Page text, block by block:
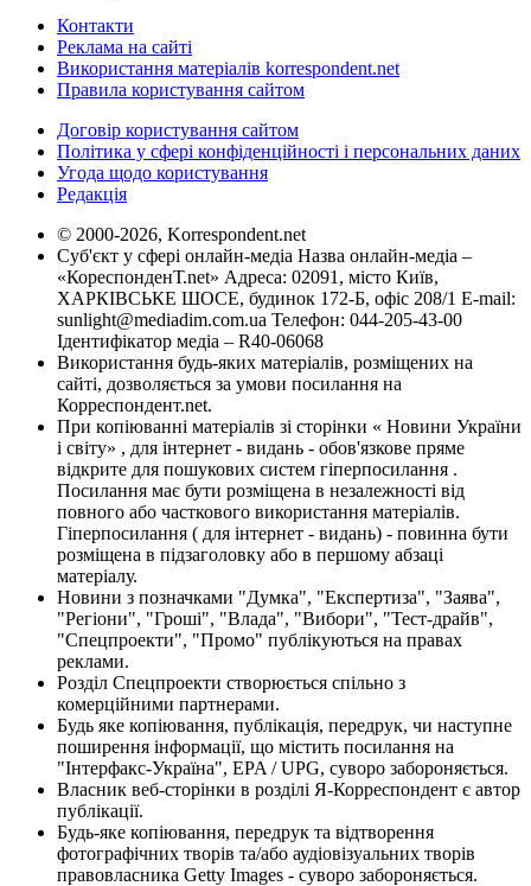
Контакти
Реклама на сайті
Використання матеріалів korrespondent.net
Правила користування сайтом
Договір користування сайтом
Політика у сфері конфіденційності і персональних даних
Угода щодо користування
Редакція
© 2000-2026, Korrespondent.net
Суб'єкт у сфері онлайн-медіа Назва онлайн-медіа –
«КореспонденТ.net» Адреса: 02091, місто Київ,
ХАРКІВСЬКЕ ШОСЕ, будинок 172-Б, офіс 208/1 E-mail:
sunlight@mediadim.com.ua Телефон: 044-205-43-00
Ідентифікатор медіа – R40-06068
Використання будь-яких матеріалів, розміщених на
сайті, дозволяється за умови посилання на
Корреспондент.net.
При копіюванні матеріалів зі сторінки « Новини України
і світу» , для інтернет - видань - обов'язкове пряме
відкрите для пошукових систем гіперпосилання .
Посилання має бути розміщена в незалежності від
повного або часткового використання матеріалів.
Гіперпосилання ( для інтернет - видань) - повинна бути
розміщена в підзаголовку або в першому абзаці
матеріалу.
Новини з позначками "Думка", "Експертиза", "Заява",
"Регіони", "Гроші", "Влада", "Вибори", "Тест-драйв",
"Спецпроекти", "Промо" публікуються на правах
реклами.
Розділ Спецпроекти створюється спільно з
комерційними партнерами.
Будь яке копіювання, публікація, передрук, чи наступне
поширення інформації, що містить посилання на
"Інтерфакс-Україна", EPA / UPG, суворо забороняється.
Власник веб-сторінки в розділі Я-Корреспондент є автор
публікації.
Будь-яке копіювання, передрук та відтворення
фотографічних творів та/або аудіовізуальних творів
правовласника Getty Images - суворо забороняється.